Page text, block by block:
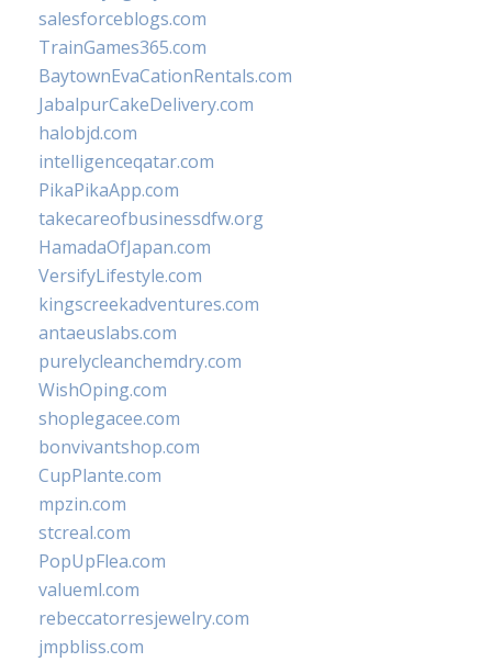
salesforceblogs.com
TrainGames365.com
BaytownEvaCationRentals.com
JabalpurCakeDelivery.com
halobjd.com
intelligenceqatar.com
PikaPikaApp.com
takecareofbusinessdfw.org
HamadaOfJapan.com
VersifyLifestyle.com
kingscreekadventures.com
antaeuslabs.com
purelycleanchemdry.com
WishOping.com
shoplegacee.com
bonvivantshop.com
CupPlante.com
mpzin.com
stcreal.com
PopUpFlea.com
valueml.com
rebeccatorresjewelry.com
jmpbliss.com